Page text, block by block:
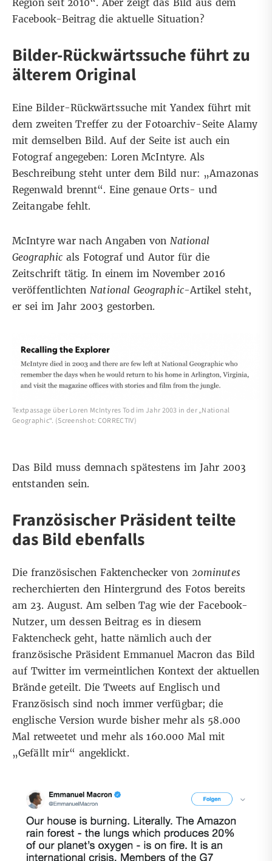
Region seit 2010“. Aber zeigt das Bild aus dem
Facebook-Beitrag die aktuelle Situation?
Bilder-Rückwärtssuche führt zu
älterem Original
EineBilder-Rückwärtssuche mit Yandex führt mit
dem zweiten Treffer zu derFotoarchiv-Seite Alamy
mit demselben Bild. Auf der Seite ist auch ein
Fotograf angegeben: Loren McIntyre. Als
Beschreibung steht unter dem Bild nur: „Amazonas
Regenwald brennt“. Eine genaue Orts- und
Zeitangabe fehlt.
McIntyre war nach Angaben von National
Geographic als Fotograf und Autor für die
Zeitschrift tätig. In einem im November 2016
veröffentlichten National Geographic-Artikel steht,
er sei im Jahr 2003 gestorben.
Textpassage über Loren McIntyres Tod im Jahr 2003 in der „National
Geographic“. (Screenshot: CORRECTIV)
Das Bild muss demnach spätestens im Jahr 2003
entstanden sein.
Französischer Präsident teilte
das Bild ebenfalls
Die französischen Faktenchecker von 20minutes
recherchiertenden Hintergrund des Fotos bereits
am 23. August. Am selben Tag wie der Facebook-
Nutzer, um dessen Beitrag es in diesem
Faktencheck geht, hatte nämlich auch der
französische Präsident Emmanuel Macron das Bild
auf Twitterim vermeintlichen Kontext der aktuellen
Brände geteilt. Die Tweets auf Englisch und
Französisch sind noch immer verfügbar; die
englische Version wurde bisher mehr als 58.000
Mal retweetet und mehr als 160.000 Mal mit
„Gefällt mir“ angeklickt.